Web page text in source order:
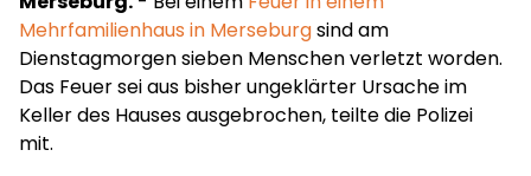
Mehrfamilienhaus in Merseburgsind am
Dienstagmorgen sieben Menschen verletzt worden.
Das Feuer sei aus bisher ungeklärter Ursache im
Keller des Hauses ausgebrochen, teilte die Polizei
mit.